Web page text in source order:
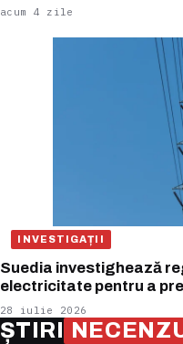
acum 4 zile
INVESTIGAȚII
Suedia investighează
electricitate pentru a
28 iulie 2026
ȘTIRI